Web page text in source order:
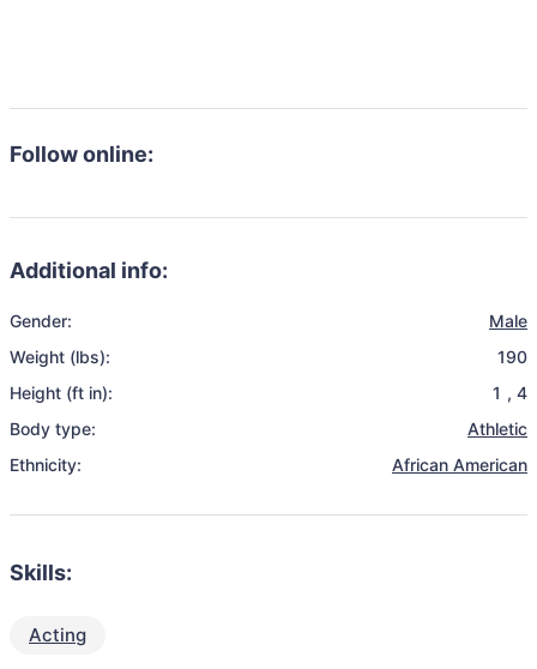
Follow online:
Additional info:
Gender:
Male
Weight (lbs):
190
Height (ft in):
1 , 4
Body type:
Athletic
Ethnicity:
African American
Skills:
Acting